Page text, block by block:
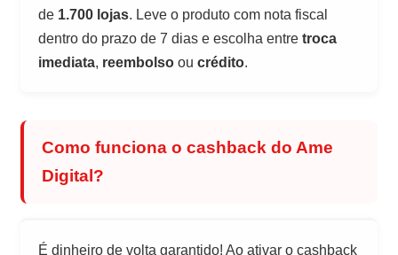
de 1.700 lojas. Leve o produto com nota fiscal
dentro do prazo de 7 dias e escolha entre troca
imediata, reembolso ou crédito.
Como funciona o cashback do Ame
Digital?
É dinheiro de volta garantido! Ao ativar o cashback